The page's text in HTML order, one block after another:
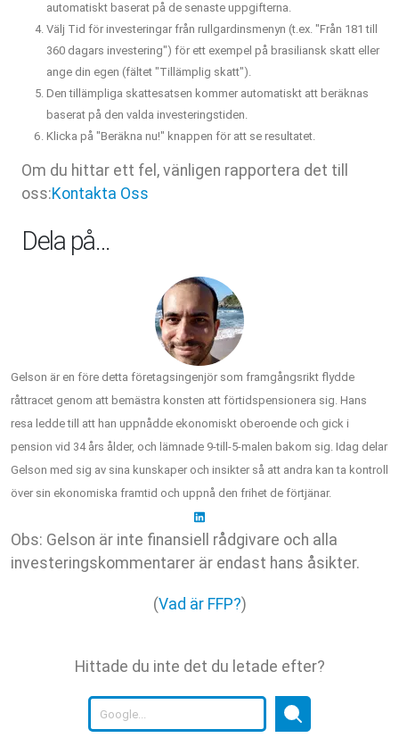
automatiskt baserat på de senaste uppgifterna.
Välj Tid för investeringar från rullgardinsmenyn (t.ex. "Från 181 till
360 dagars investering") för ett exempel på brasiliansk skatt eller
ange din egen (fältet "Tillämplig skatt").
Den tillämpliga skattesatsen kommer automatiskt att beräknas
baserat på den valda investeringstiden.
Klicka på "Beräkna nu!" knappen för att se resultatet.
Om du hittar ett fel, vänligen rapportera det till
oss:Kontakta Oss
Dela på…
Gelson är en före detta företagsingenjör som framgångsrikt flydde
råttracet genom att bemästra konsten att förtidspensionera sig. Hans
resa ledde till att han uppnådde ekonomiskt oberoende och gick i
pension vid 34 års ålder, och lämnade 9-till-5-malen bakom sig. Idag delar
Gelson med sig av sina kunskaper och insikter så att andra kan ta kontroll
över sin ekonomiska framtid och uppnå den frihet de förtjänar.
Obs: Gelson är inte finansiell rådgivare och alla
investeringskommentarer är endast hans åsikter.
(Vad är FFP?)
Hittade du inte det du letade efter?